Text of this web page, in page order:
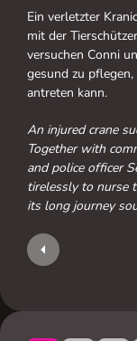
Ein verletzter
mit der
versuchen Conni
gesund zu pflegen,
antreten kann.
An injured crane
Together with
and police officer
tirelessly to nurse
its long journey